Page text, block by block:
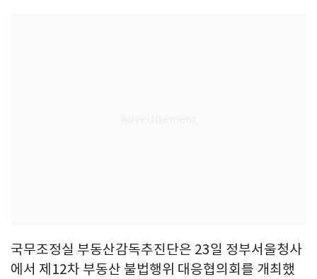
국무조정실 부동산감독추진단은 23일 정부서울청사
에서 제12차 부동산 불법행위 대응협의회를 개최했